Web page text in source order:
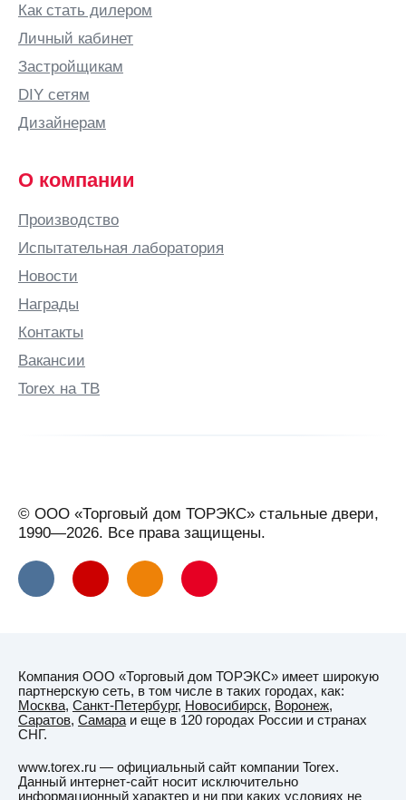
Братск
Брянск
Бугуруслан
Буденновск
Бузулук
Бутурлино
В
Валдай
Великие
Луки
Верхняя
Видное
Владивосток
Владикавказ
Владимирская
область
Как стать дилером
Личный кабинет
Застройщикам
DIY сетям
Дизайнерам
О компании
Производство
Испытательная лаборатория
Новости
Награды
Контакты
Вакансии
Torex на ТВ
© ООО «Торговый дом ТОРЭКС» стальные двери,
1990—2026. Все права защищены.
Компания ООО «Торговый дом ТОРЭКС» имеет широкую
партнерскую сеть, в том числе в таких городах, как:
Москва, Санкт-Петербург, Новосибирск, Воронеж,
Саратов, Самара и еще в 120 городах России и странах
СНГ.
www.torex.ru — официальный сайт компании Torex.
Данный интернет-сайт носит исключительно
информационный характер и ни при каких условиях не